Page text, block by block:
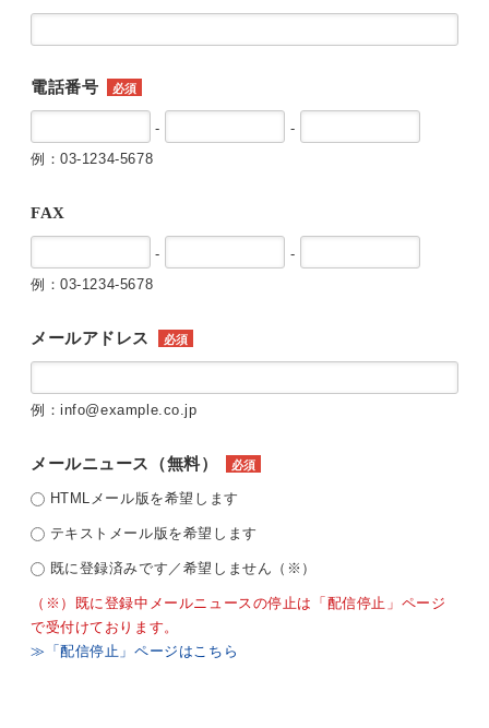
電話番号 必須
-
-
例：03-1234-5678
FAX
-
-
例：03-1234-5678
メールアドレス 必須
例：info@example.co.jp
メールニュース（無料） 必須
HTMLメール版を希望します
テキストメール版を希望します
既に登録済みです／希望しません（※）
（※）既に登録中メールニュースの停止は「配信停止」ページ
で受付けております。
≫「配信停止」ページはこちら